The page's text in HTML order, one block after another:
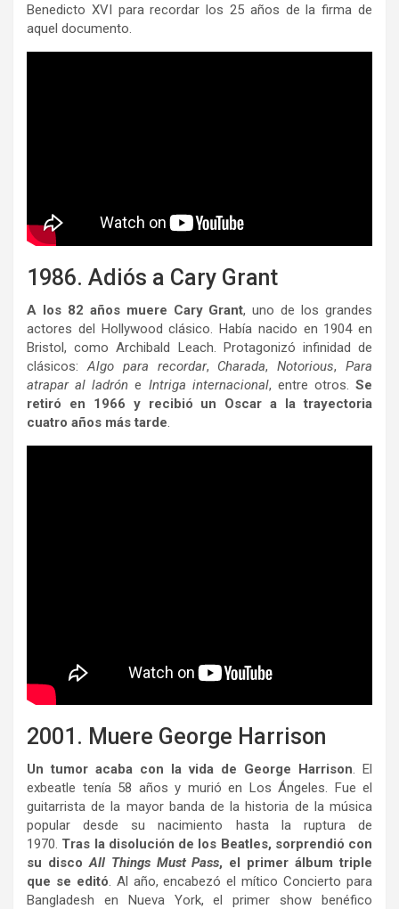
Benedicto XVI para recordar los 25 años de la firma de
aquel documento.
1986. Adiós a Cary Grant
A los 82 años muere Cary Grant, uno de los grandes
actores del Hollywood clásico. Había nacido en 1904 en
Bristol, como Archibald Leach. Protagonizó infinidad de
clásicos:Algo para recordar, Charada,Notorious,Para
atrapar al ladrón e Intriga internacional, entre otros. Se
retiró en 1966 y recibió un Oscar a la trayectoria
cuatro años más tarde.
2001. Muere George Harrison
Un tumor acaba con la vida de George Harrison. El
exbeatle tenía 58 años y murió en Los Ángeles. Fue el
guitarrista de la mayor banda de la historia de la música
popular desde su nacimiento hasta la ruptura de
1970. Tras la disolución de los Beatles, sorprendió con
su discoAll Things Must Pass, el primer álbum triple
que se editó. Al año, encabezó el mítico Concierto para
Bangladesh en Nueva York, el primer show benéfico